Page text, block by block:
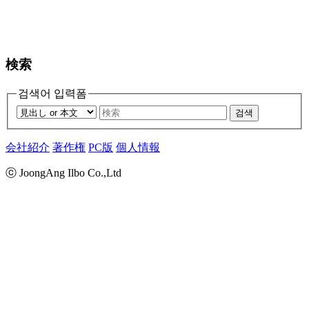
検索
검색어 입력폼
검색
会社紹介 著作権 PC版 個人情報
ⓒ JoongAng Ilbo Co.,Ltd